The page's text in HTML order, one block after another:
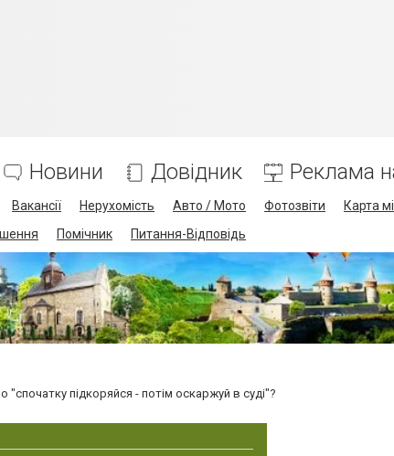
Новини Довідник Реклама
Вакансії Нерухомість Авто / Мото Фотозвіти Карта
Помічник Питання-Відповідь
підкоряйся - потім оскаржуй в суді"?